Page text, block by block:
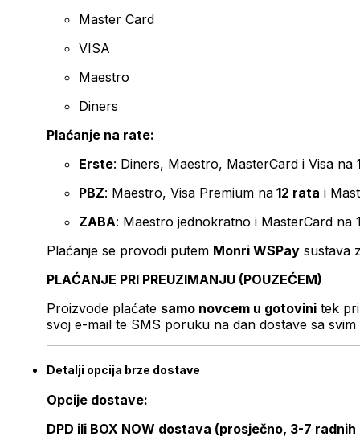
Master Card
VISA
Maestro
Diners
Plaćanje na rate:
Erste: Diners, Maestro, MasterCard i Visa na
PBZ: Maestro, Visa Premium na 12 rata i
ZABA: Maestro jednokratno i MasterCard na
Plaćanje se provodi putem Monri WSPay sustava
PLAĆANJE PRI PREUZIMANJU (POUZEĆEM)
Proizvode plaćate samo novcem u gotovini tek
svoj e-mail te SMS poruku na dan dostave sa svim
Detalji opcija brze dostave
Opcije dostave:
DPD ili BOX NOW dostava (prosječno, 3-7 radnih